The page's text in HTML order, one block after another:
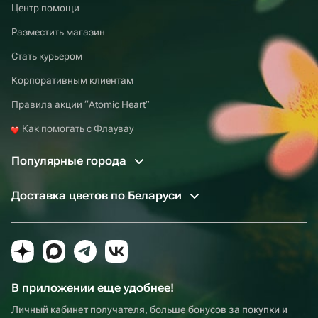
Центр помощи
Разместить магазин
Стать курьером
Корпоративным клиентам
Правила акции “Atomic Heart”
Как помогать с Флаувау
Популярные города
Доставка цветов по Беларуси
В приложении еще удобнее!
Личный кабинет получателя, больше бонусов за покупки и